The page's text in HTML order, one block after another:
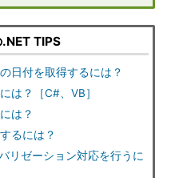
TIPS
日付を取得するには？
は？［C#、VB］
は？
るには？
リゼーション対応を行うに